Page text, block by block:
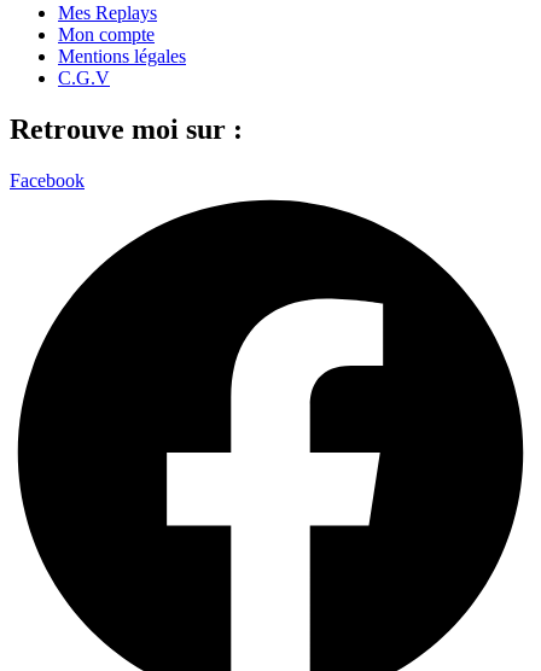
Mes Replays
Mon compte
Mentions légales
C.G.V
Retrouve moi sur :
Facebook